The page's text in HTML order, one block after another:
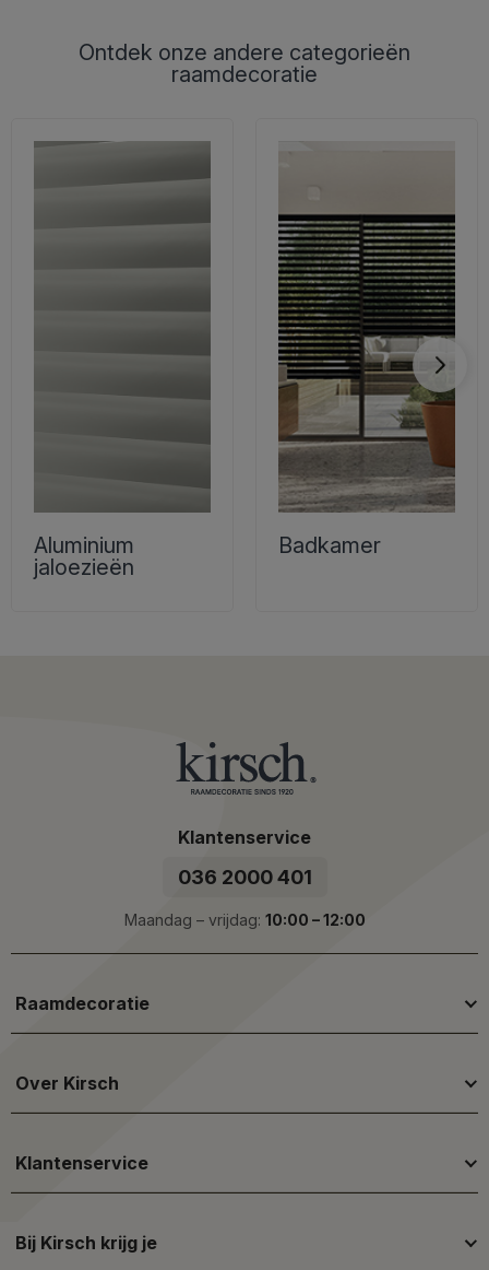
Ontdek onze andere categorieën
raamdecoratie
Aluminium
jaloezieën
Badkamer
Klantenservice
036 2000 401
Maandag – vrijdag: 10:00 – 12:00
Raamdecoratie
Over Kirsch
Klantenservice
Bij Kirsch krijg je